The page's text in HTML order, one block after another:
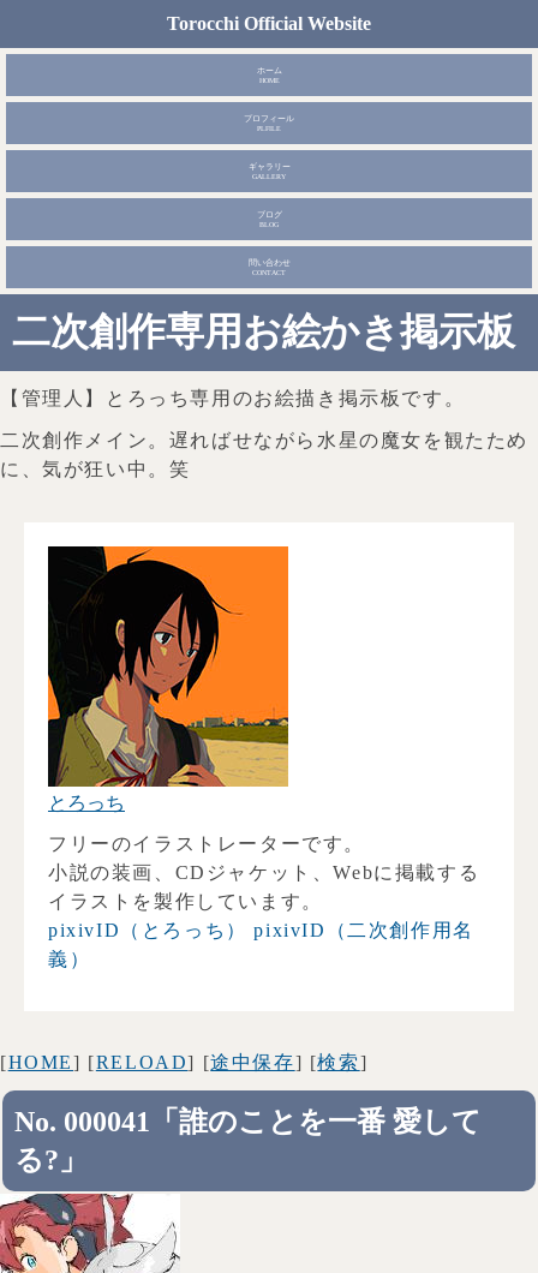
Torocchi Official Website
ホーム
HOME
プロフィール
PLFILE
ギャラリー
GALLERY
ブログ
BLOG
問い合わせ
CONTACT
二次創作専用お絵かき掲示板
【管理人】とろっち専用のお絵描き掲示板です。
二次創作メイン。遅ればせながら水星の魔女を観たため
に、気が狂い中。笑
とろっち
フリーのイラストレーターです。
小説の装画、CDジャケット、Webに掲載する
イラストを製作しています。
pixivID（とろっち）
pixivID（二次創作用名
義）
[HOME] [RELOAD] [途中保存] [検索]
No. 000041「誰のことを一番 愛して
る?」